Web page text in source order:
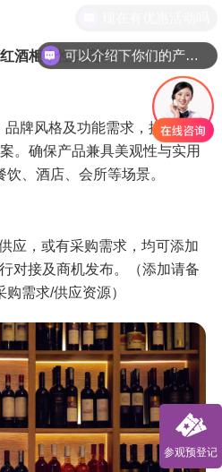
酒柜个性化定制
牌风格及功能需求，提供从设
。确保产品兼具美观性与实用
、酒店、会所等场景。
应，或有采购需求，均可添加
对接及商机发布。（添加请备
需求/供应资源）
参观预登记
可以介绍下你们的产品么